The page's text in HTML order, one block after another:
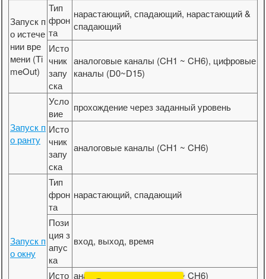
Запуск п
о истече
нии вре
мени (Ti
meOut)
Тип
фрон
та
нарастающий, спадающий, нарастающий &
спадающий
Исто
чник
запу
ска
аналоговые каналы (CH1 ~ CH6), цифровые
каналы (D0~D15)
Запуск п
о ранту
Усло
вие
прохождение через заданный уровень
Исто
чник
запу
ска
аналоговые каналы (CH1 ~ CH6)
Запуск п
о окну
Тип
фрон
та
нарастающий, спадающий
Пози
ция з
апус
ка
вход, выход, время
Исто аналоговые каналы (CH1 ~ CH6)